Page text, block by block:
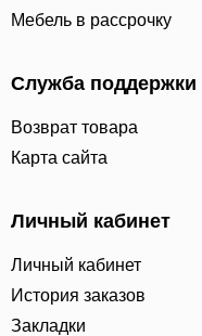
Мебель в рассрочку
Служба поддержки
Возврат товара
Карта сайта
Личный кабинет
Личный кабинет
История заказов
Закладки